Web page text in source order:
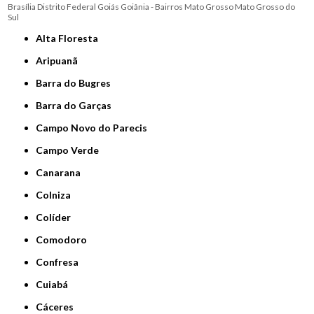
Brasília Distrito Federal Goiás Goiânia - Bairros Mato Grosso Mato Grosso do
Sul
Alta Floresta
Aripuanã
Barra do Bugres
Barra do Garças
Campo Novo do Parecis
Campo Verde
Canarana
Colniza
Colíder
Comodoro
Confresa
Cuiabá
Cáceres